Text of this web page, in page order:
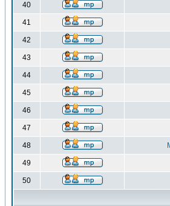
40
41
42
43
44
45
46
47
48
49
50